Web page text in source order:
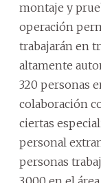
montaje y
operación
trabajarán en
altamente
320 personas
colaboración
ciertas
personal
personas